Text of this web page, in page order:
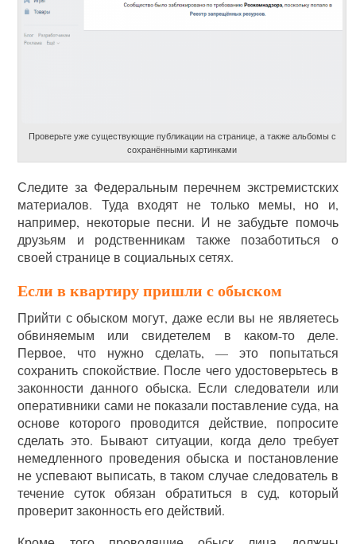
Проверьте уже существующие публикации на странице, а также альбомы с
сохранёнными картинками
Следите за Федеральным перечнем экстремистских
материалов. Туда входят не только мемы, но и,
например, некоторые песни. И не забудьте помочь
друзьям и родственникам также позаботиться о
своей странице в социальных сетях.
Если в квартиру пришли с обыском
Прийти с обыском могут, даже если вы не являетесь
обвиняемым или свидетелем в каком-то деле.
Первое, что нужно сделать, — это попытаться
сохранить спокойствие. После чего удостоверьтесь в
законности данного обыска. Если следователи или
оперативники сами не показали поставление суда, на
основе которого проводится действие, попросите
сделать это. Бывают ситуации, когда дело требует
немедленного проведения обыска и постановление
не успевают выписать, в таком случае следователь в
течение суток обязан обратиться в суд, который
проверит законность его действий.